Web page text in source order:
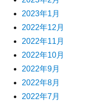
2023年1月
2022年12月
2022年11月
2022年10月
2022年9月
2022年8月
2022年7月